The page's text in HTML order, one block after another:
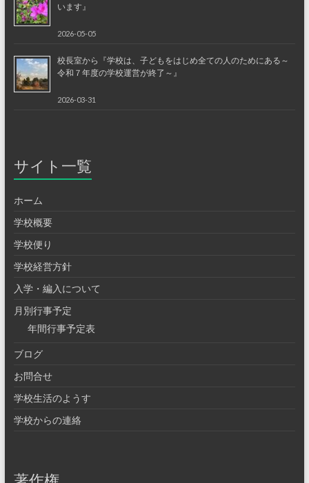
います』
2026-05-05
校長室から『学校は、子どもをはじめ全ての人のためにある～
令和７年度の学校運営が終了～』
2026-03-31
サイト一覧
ホーム
学校概要
学校便り
学校経営方針
入学・編入について
月別行事予定
年間行事予定表
ブログ
お問合せ
学校生活のようす
学校からの連絡